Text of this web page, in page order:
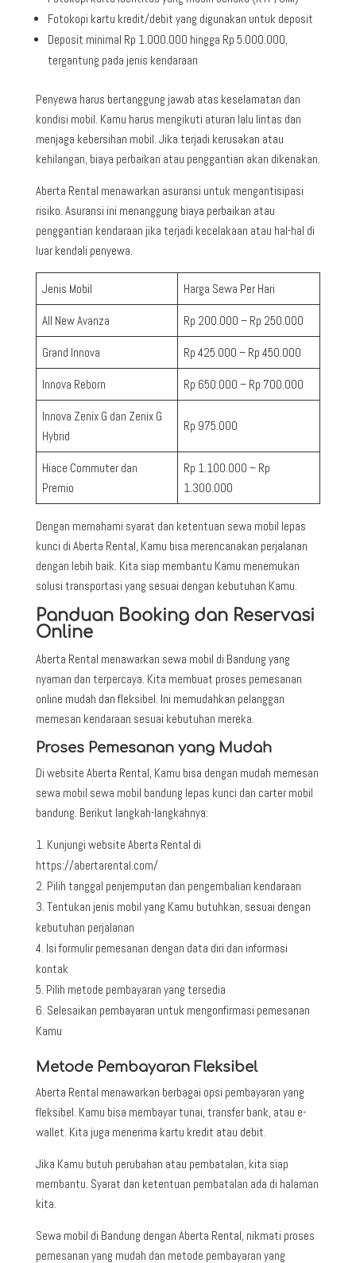
Fotokopi kartu kredit/debit yang digunakan untuk deposit
Deposit minimal Rp 1.000.000 hingga Rp 5.000.000,
tergantung pada jenis kendaraan
Penyewa harus bertanggung jawab atas keselamatan dan
kondisi mobil. Kamu harus mengikuti aturan lalu lintas dan
menjaga kebersihan mobil. Jika terjadi kerusakan atau
kehilangan, biaya perbaikan atau penggantian akan dikenakan.
Aberta Rental menawarkan asuransi untuk mengantisipasi
risiko. Asuransi ini menanggung biaya perbaikan atau
penggantian kendaraan jika terjadi kecelakaan atau hal-hal di
luar kendali penyewa.
Jenis Mobil Harga Sewa Per Hari
All New Avanza Rp 200.000 – Rp 250.000
Grand Innova Rp 425.000 – Rp 450.000
Innova Reborn Rp 650.000 – Rp 700.000
Innova Zenix G dan Zenix G
Hybrid
Rp 975.000
Hiace Commuter dan
Premio
Rp 1.100.000 – Rp
1.300.000
Dengan memahami syarat dan ketentuan sewa mobil lepas
kunci di Aberta Rental, Kamu bisa merencanakan perjalanan
dengan lebih baik. Kita siap membantu Kamu menemukan
solusi transportasi yang sesuai dengan kebutuhan Kamu.
Panduan Booking dan Reservasi
Online
Aberta Rental menawarkan sewa mobil di Bandung yang
nyaman dan terpercaya. Kita membuat proses pemesanan
online mudah dan fleksibel. Ini memudahkan pelanggan
memesan kendaraan sesuai kebutuhan mereka.
Proses Pemesanan yang Mudah
Di website Aberta Rental, Kamu bisa dengan mudah memesan
sewa mobil sewa mobil bandung lepas kunci dan carter mobil
bandung. Berikut langkah-langkahnya:
Kunjungi website Aberta Rental di
https://abertarental.com/
Pilih tanggal penjemputan dan pengembalian kendaraan
Tentukan jenis mobil yang Kamu butuhkan, sesuai dengan
kebutuhan perjalanan
Isi formulir pemesanan dengan data diri dan informasi
kontak
Pilih metode pembayaran yang tersedia
Selesaikan pembayaran untuk mengonfirmasi pemesanan
Kamu
Metode Pembayaran Fleksibel
Aberta Rental menawarkan berbagai opsi pembayaran yang
fleksibel. Kamu bisa membayar tunai, transfer bank, atau e-
wallet. Kita juga menerima kartu kredit atau debit.
Jika Kamu butuh perubahan atau pembatalan, kita siap
membantu. Syarat dan ketentuan pembatalan ada di halaman
kita.
Sewa mobil di Bandung dengan Aberta Rental, nikmati proses
pemesanan yang mudah dan metode pembayaran yang